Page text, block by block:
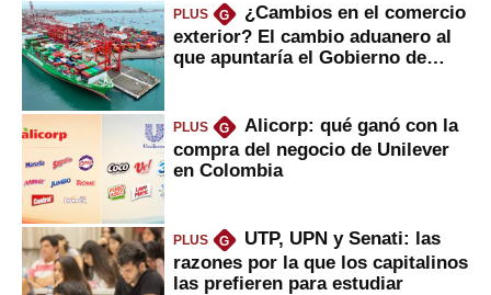
PLUS G
¿Cambios en el comercio
exterior? El cambio aduanero al
que apuntaría el Gobierno de
PLUS G
Alicorp: qué ganó con la
compra del negocio de Unilever
en Colombia
PLUS G
UTP, UPN y Senati: las
razones por la que los capitalinos
las prefieren para estudiar